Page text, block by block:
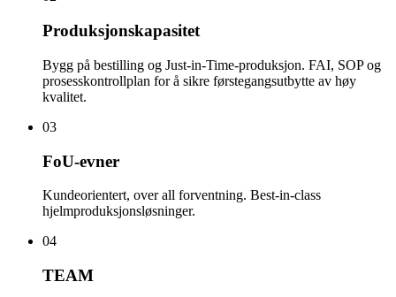
Produksjonskapasitet
Bygg på bestilling og Just-in-Time-produksjon. FAI, SOP og
prosesskontrollplan for å sikre førstegangsutbytte av høy
kvalitet.
03
FoU-evner
Kundeorientert, over all forventning. Best-in-class
hjelmproduksjonsløsninger.
04
TEAM